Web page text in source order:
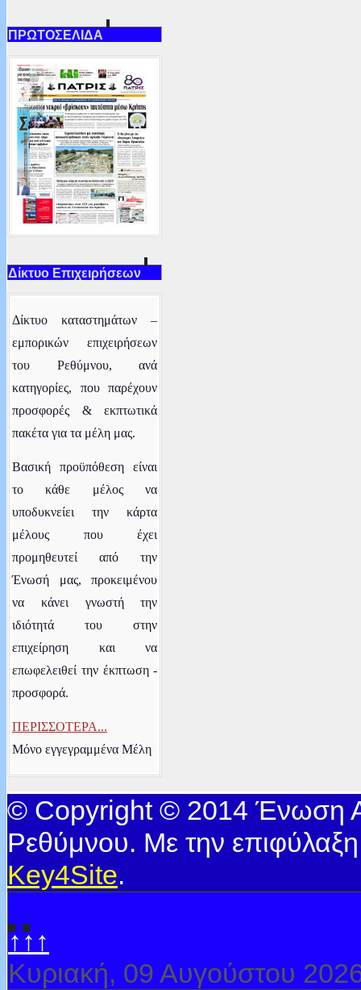
ΠΡΩΤΟΣΕΛΙΔΑ
Δίκτυο Επιχειρήσεων
Δίκτυο καταστημάτων –
εμπορικών επιχειρήσεων
του Ρεθύμνου, ανά
κατηγορίες, που παρέχουν
προσφορές & εκπτωτικά
πακέτα για τα μέλη μας.
Βασική προϋπόθεση είναι
το κάθε μέλος να
υποδυκνείει την κάρτα
μέλους που έχει
προμηθευτεί από την
Ένωσή μας, προκειμένου
να κάνει γνωστή την
ιδιότητά του στην
επιχείρηση και να
επωφελειθεί την έκπτωση -
προσφορά.
ΠΕΡΙΣΣΟΤΕΡΑ...
Μόνο εγγεγραμμένα Μέλη
© Copyright © 2014 Ένωση
Ρεθύμνου. Με την
Key4Site.
↑↑↑
Κυριακή, 09 Αυγούστου